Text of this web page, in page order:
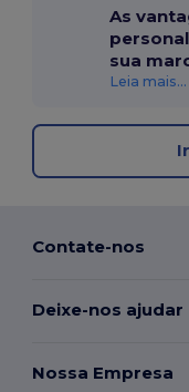
As
sua
Leia mais...
Contate-nos
Deixe-nos ajudar
Nossa Empresa